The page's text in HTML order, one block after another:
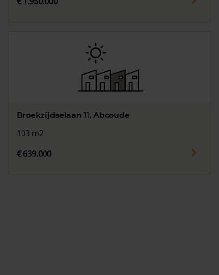
Broekzijdselaan 11, Abcoude
103 m2
€ 639.000